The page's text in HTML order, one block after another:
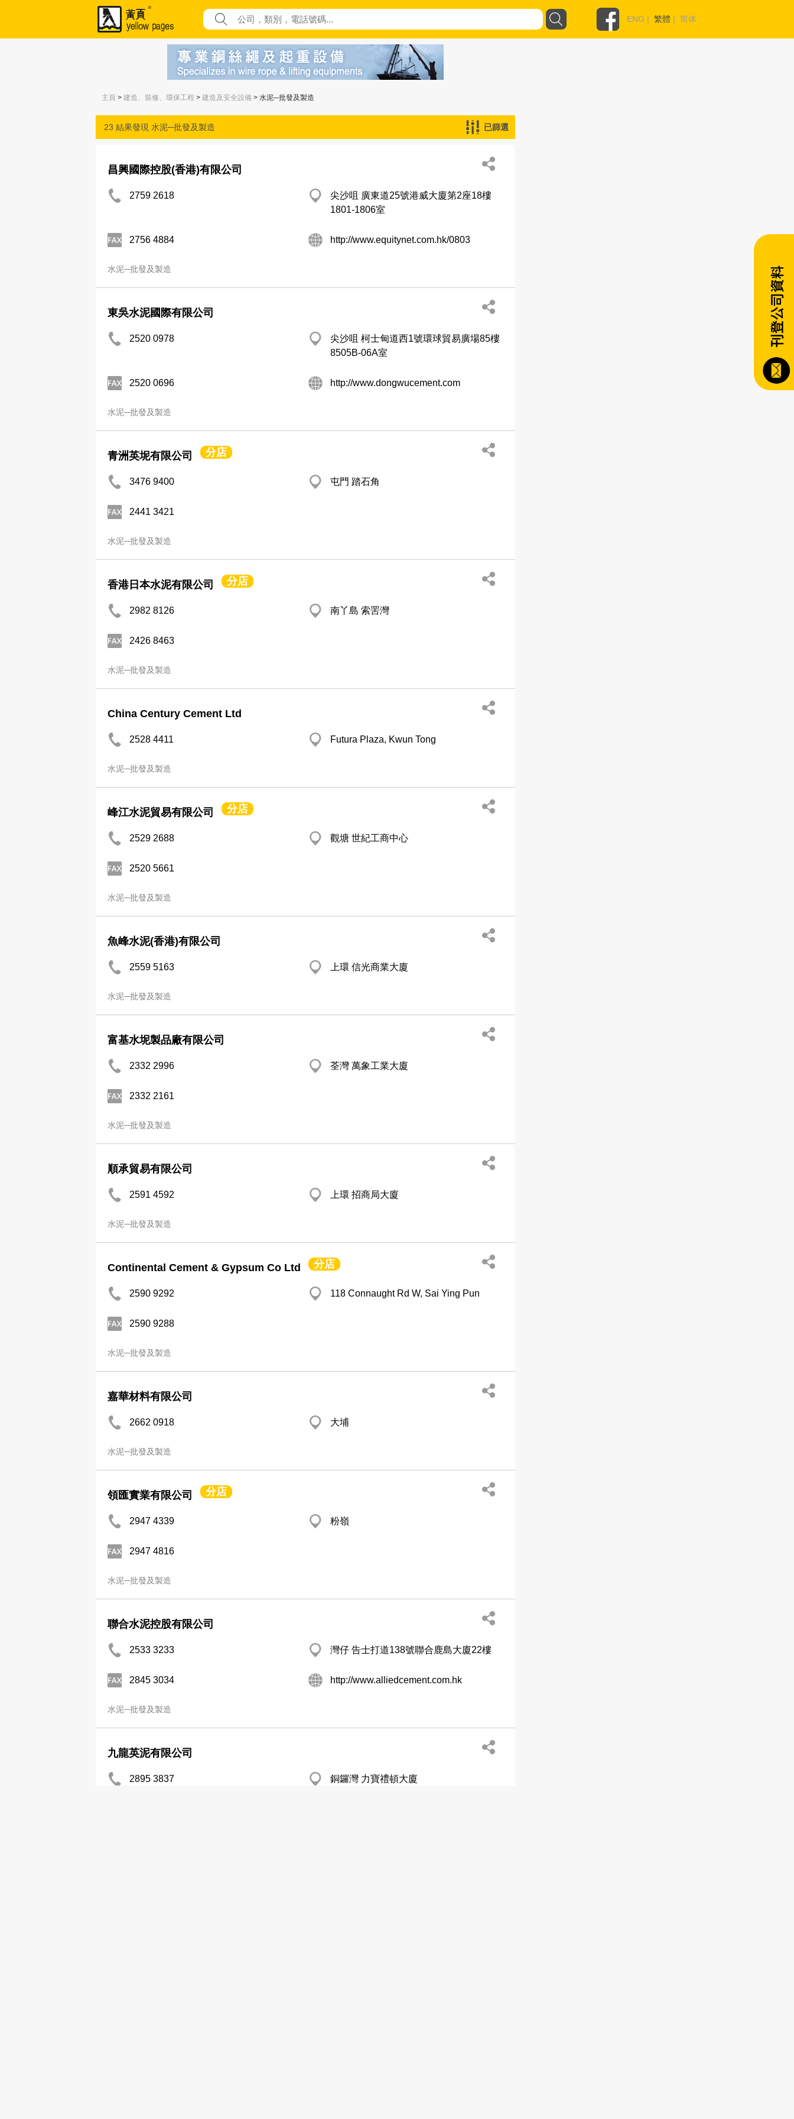
ENG | 繁體 | 简体
主頁 > 建造、裝修、環保工程 > 建造及安全設備 > 水泥─批發及製造
23 結果發現 水泥─批發及製造 已篩選
昌興國際控股(香港)有限公司
2759 2618
尖沙咀 廣東道25號港威大廈第2座18樓
1801-1806室
2756 4884 http://www.equitynet.com.hk/0803
水泥─批發及製造
東吳水泥國際有限公司
2520 0978
尖沙咀 柯士甸道西1號環球貿易廣場85樓
8505B-06A室
2520 0696 http://www.dongwucement.com
水泥─批發及製造
青洲英坭有限公司 分店
3476 9400 屯門 踏石角
2441 3421
水泥─批發及製造
香港日本水泥有限公司 分店
2982 8126 南丫島 索罟灣
2426 8463
水泥─批發及製造
China Century Cement Ltd
2528 4411 Futura Plaza, Kwun Tong
水泥─批發及製造
峰江水泥貿易有限公司 分店
2529 2688 觀塘 世紀工商中心
2520 5661
水泥─批發及製造
魚峰水泥(香港)有限公司
2559 5163 上環 信光商業大廈
水泥─批發及製造
富基水坭製品廠有限公司
2332 2996 荃灣 萬象工業大廈
2332 2161
水泥─批發及製造
順承貿易有限公司
2591 4592 上環 招商局大廈
水泥─批發及製造
Continental Cement & Gypsum Co Ltd 分店
2590 9292 118 Connaught Rd W, Sai Ying Pun
2590 9288
水泥─批發及製造
嘉華材料有限公司
2662 0918 大埔
水泥─批發及製造
領匯實業有限公司 分店
2947 4339 粉嶺
2947 4816
水泥─批發及製造
聯合水泥控股有限公司
2533 3233 灣仔 告士打道138號聯合鹿島大廈22樓
2845 3034 http://www.alliedcement.com.hk
水泥─批發及製造
九龍英泥有限公司
2895 3837 銅鑼灣 力寶禮頓大廈